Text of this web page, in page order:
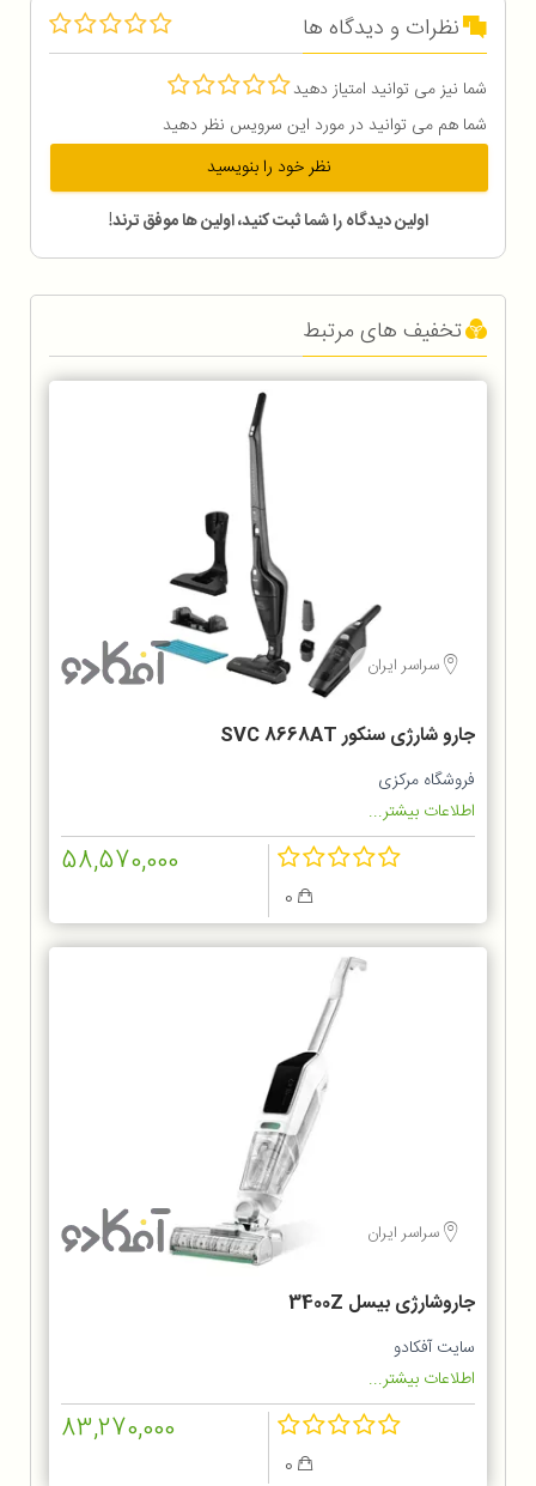
نظرات و دیدگاه ها
شما نیز می توانید امتیاز دهید
شما هم می توانید در مورد این سرویس نظر دهید
نظر خود را بنویسید
اولین دیدگاه را شما ثبت کنید، اولین ها موفق ترند!
تخفیف های مرتبط
سراسر ایران
جارو شارژی سنکور SVC 8668AT
فروشگاه مرکزی
اطلاعات بیشتر...
58,570,000
سراسر ایران
جاروشارژی بیسل 3400Z
سایت آفکادو
اطلاعات بیشتر...
83,270,000